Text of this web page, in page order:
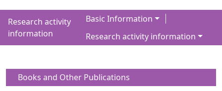
Research activity
information
Basic Information
Research activity information
Books and Other Publications